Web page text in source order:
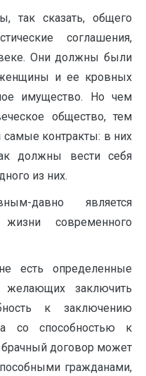
так сказать, общего
соглашения,
Они должны были
и ее кровных
имущество. Но чем
общество, тем
самые контракты: в них
должны вести себя
из них.
давно является
современного
есть определенные
желающих заключить
к заключению
со способностью к
договор может
гражданами,